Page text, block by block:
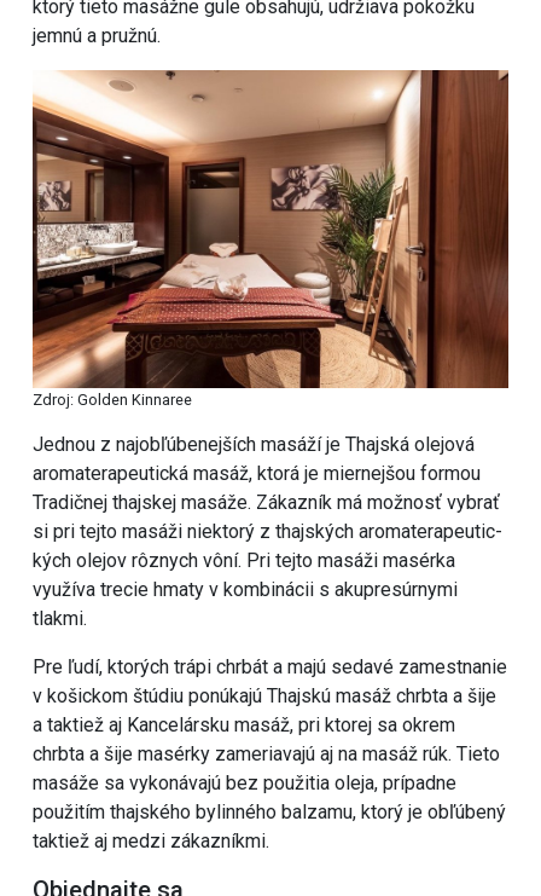
ktorý tieto masážne gule obsahujú, udržiava pokožku
jemnú a pružnú.
Zdroj: Golden Kinnaree
Jednou z najobľúbenejších masáží je Thajská olejová
aromaterapeutická masáž, ktorá je miernejšou formou
Tradičnej thajskej masáže. Zákazník má možnosť vybrať
si pri tejto masáži niektorý z thajských a­romaterapeutic­
kých olejov rôznych vôní. Pri tejto masáži masérka
využíva trecie hmaty v kombinácii s akupresúrnymi
tlakmi.
Pre ľudí, ktorých trápi chrbát a majú sedavé zamestnanie
v košickom štúdiu ponúkajú Thajskú masáž chrbta a šije
a taktiež aj Kancelársku masáž, pri ktorej sa okrem
chrbta a šije masérky zameriavajú aj na masáž rúk. Tieto
masáže sa vykonávajú bez použitia oleja, prípadne
použitím thajského bylinného balzamu, ktorý je obľúbený
taktiež aj medzi zákazníkmi.
Objednajte sa